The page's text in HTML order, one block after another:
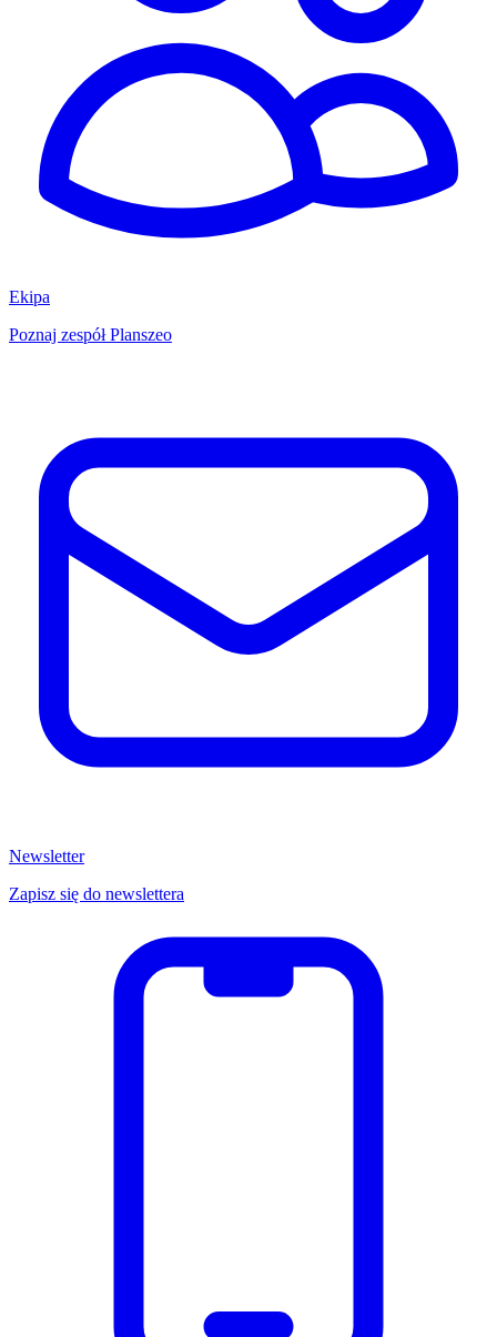
Ekipa
Poznaj zespół Planszeo
Newsletter
Zapisz się do newslettera